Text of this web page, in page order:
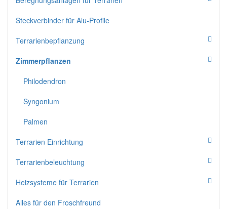
Steckverbinder für Alu-Profile
Terrarienbepflanzung
Zimmerpflanzen
Philodendron
Syngonium
Palmen
Terrarien Einrichtung
Terrarienbeleuchtung
Heizsysteme für Terrarien
Alles für den Froschfreund